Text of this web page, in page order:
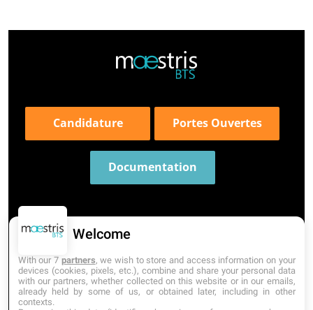
Candidature Portes Ouvertes
Documentation
Welcome
With our 7 partners, we wish to store and access information on your
devices (cookies, pixels, etc.), combine and share your personal data
with our partners, whether collected on this website or in our emails,
already held by some of us, or obtained later, including in other
contexts.